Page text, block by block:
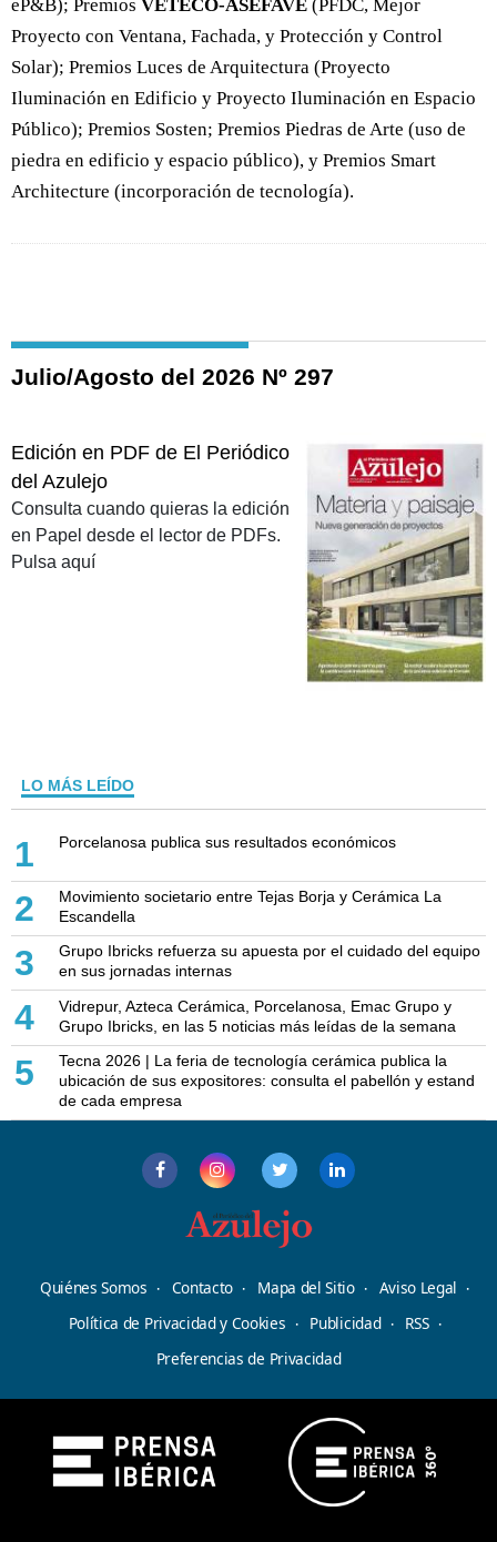
eP&B); Premios VETECO-ASEFAVE (PFDC, Mejor
Proyecto con Ventana, Fachada, y Protección y Control
Solar); Premios Luces de Arquitectura (Proyecto
Iluminación en Edificio y Proyecto Iluminación en Espacio
Público); Premios Sosten; Premios Piedras de Arte (uso de
piedra en edificio y espacio público), y Premios Smart
Architecture (incorporación de tecnología).
Julio/Agosto del 2026 Nº 297
Edición en PDF de El Periódico
del Azulejo
Consulta cuando quieras la edición
en Papel desde el lector de PDFs.
Pulsa aquí
LO MÁS LEÍDO
1 Porcelanosa publica sus resultados económicos
2
Movimiento societario entre Tejas Borja y Cerámica La
Escandella
3
Grupo Ibricks refuerza su apuesta por el cuidado del equipo
en sus jornadas internas
4
Vidrepur, Azteca Cerámica, Porcelanosa, Emac Grupo y
Grupo Ibricks, en las 5 noticias más leídas de la semana
5
Tecna 2026 | La feria de tecnología cerámica publica la
ubicación de sus expositores: consulta el pabellón y estand
de cada empresa
Quiénes Somos Contacto Mapa del Sitio
Aviso Legal
Política de Privacidad y Cookies
Publicidad
RSS
Preferencias de Privacidad